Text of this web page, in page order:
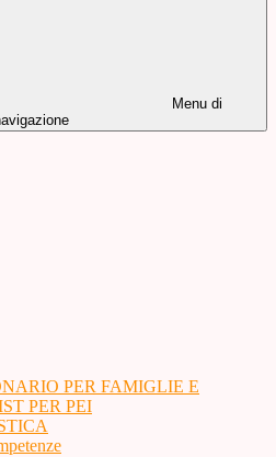
Menu di
PER FAMIGLIE E
PER PEI